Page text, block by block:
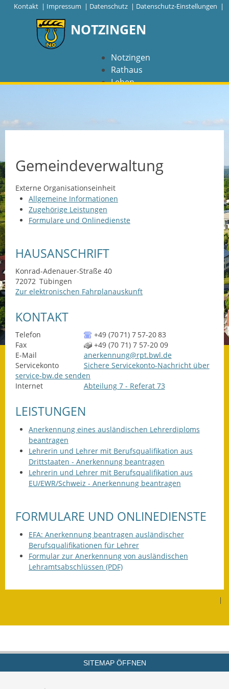
Kontakt | Impressum | Datenschutz | Datenschutz-Einstellungen |
NOTZINGEN
Notzingen
Rathaus
Leben
NAVIGATION
Barrierefreiheit
Coronavirus
Datenschutz
Datenschutz im
Gegenwart
Was die Alten noch
wussten!
Wagner-Werkstatt
Leichte Sprache
Infos in Leichter Sprache
Notfallplanung
Ortsplan
Kreisstraße
Gemeindeverwaltung
Externe Organisationseinheit
Allgemeine Informationen
Zugehörige Leistungen
Formulare und Onlinedienste
HAUSANSCHRIFT
Konrad-Adenauer-Straße 40
72072 Tübingen
Zur elektronischen Fahrplanauskunft
KONTAKT
Telefon +49 (7071) 7 57-2083
Fax
+49 (70 71) 7 57-20 09
E-Mail
anerkennung@rpt.bwl.de
Servicekonto
Sichere Servicekonto-Nachricht über
service-bw.de senden
Internet
Abteilung 7 - Referat 73
LEISTUNGEN
Anerkennung eines ausländischen Lehrerdiploms
beantragen
Lehrerin und Lehrer mit Berufsqualifikation aus
Drittstaaten - Anerkennung beantragen
Lehrerin und Lehrer mit Berufsqualifikation aus
EU/EWR/Schweiz - Anerkennung beantragen
FORMULARE UND ONLINEDIENSTE
EFA: Anerkennung beantragen ausländischer
Berufsqualifikationen für Lehrer
Formular zur Anerkennung von ausländischen
Lehramtsabschlüssen (PDF)
|
SITEMAP ÖFFNEN